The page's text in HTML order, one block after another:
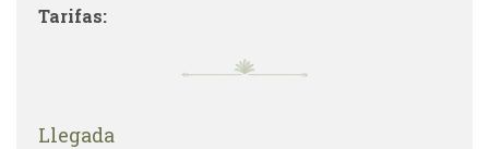
Tarifas:
Llegada